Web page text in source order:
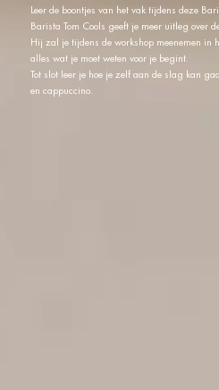
Leer de boontjes van het vak tijdens deze
Barista Tom Cools geeft je meer uitleg over
Hij zal je tijdens de workshop meenemen in
alles wat je moet weten voor je begint.
Tot slot leer je hoe je zelf aan de slag kan
en cappuccino.